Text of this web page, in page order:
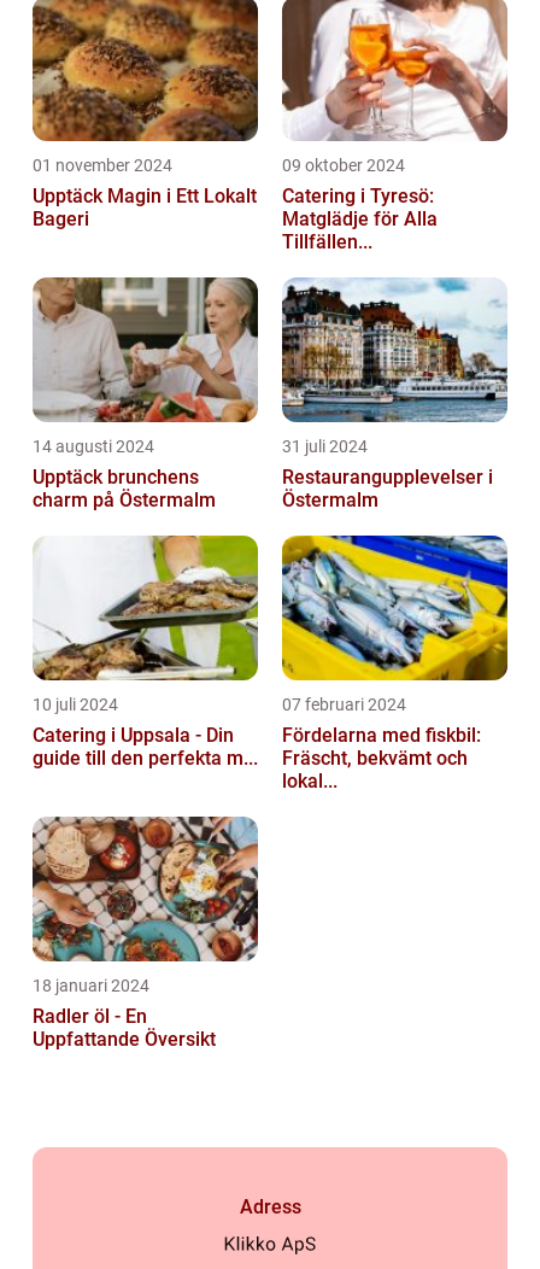
01 november 2024
Upptäck Magin i Ett Lokalt
Bageri
09 oktober 2024
Catering i Tyresö:
Matglädje för Alla
Tillfällen...
14 augusti 2024
Upptäck brunchens
charm på Östermalm
31 juli 2024
Restaurangupplevelser i
Östermalm
10 juli 2024
Catering i Uppsala - Din
guide till den perfekta m...
07 februari 2024
Fördelarna med fiskbil:
Fräscht, bekvämt och
lokal...
18 januari 2024
Radler öl - En
Uppfattande Översikt
Adress